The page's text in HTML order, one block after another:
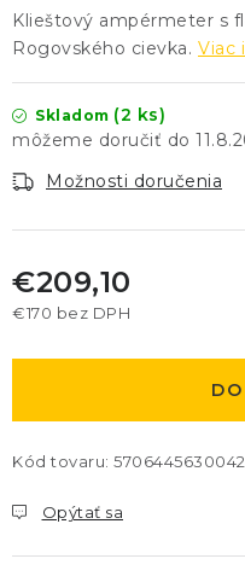
Klieštový ampérmeter s
Rogovského cievka. Viac
Skladom (2 ks)
Možnosti doručenia
€209,10
€170 bez DPH
Kód tovaru: 5706445630042
Opýtať sa